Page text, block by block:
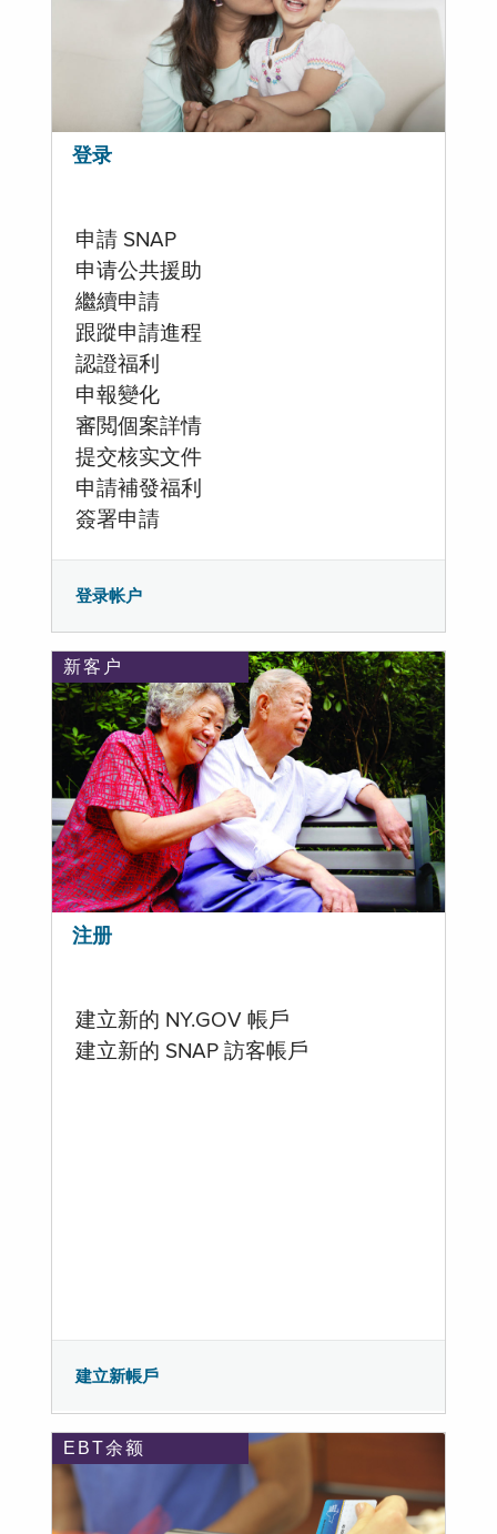
登录
申請 SNAP
申请公共援助
繼續申請
跟蹤申請進程
認證福利
申報變化
審閲個案詳情
提交核实文件
申請補發福利
簽署申請
登录帐户
新客户
注册
建立新的 NY.GOV 帳戶
建立新的 SNAP 訪客帳戶
建立新帳戶
EBT余额